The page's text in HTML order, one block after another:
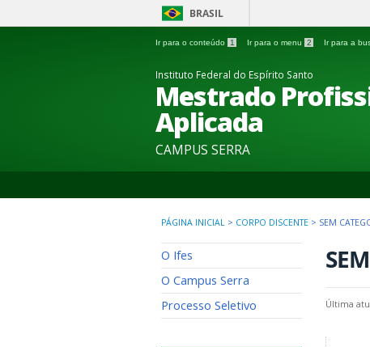
BRASIL
Ir para o conteúdo 1 Ir para o menu 2 Ir para a
Instituto Federal do Espírito Santo
Mestrado
Aplicada
CAMPUS SERRA
PÁGINA INICIAL > CORPO DISCENTE > SEM
O Ifes
O Campus Serra
Processo Seletivo
Última